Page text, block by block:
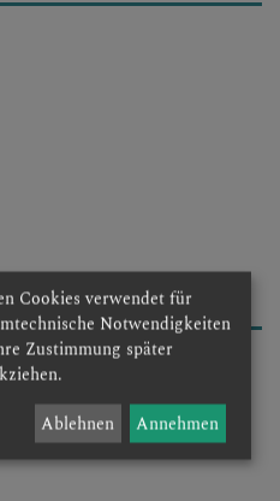
Cookies verwendet für
Notwendigkeiten
Zustimmung später
Ablehnen Annehmen